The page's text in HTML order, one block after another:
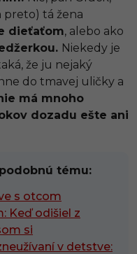
preto) tá žena
dieťaťom, alebo ako
Niekedy je
že ju nejaký
do tmavej uličky a
má mnoho
dozadu ešte ani
tému:
s otcom
Keď odišiel z
si
v detstve: